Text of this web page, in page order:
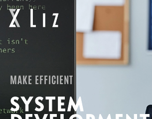
MAKE EFFICIENT
SYSTEM